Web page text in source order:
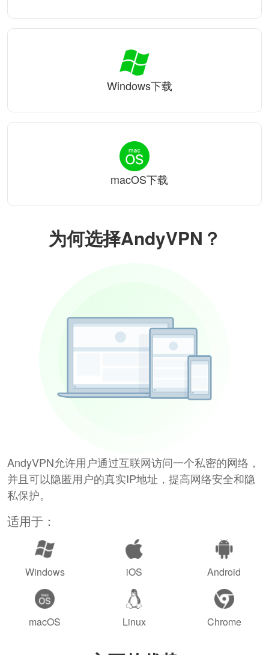
为何选择AndyVPN？
AndyVPN允许用户通过互联网访问一个私密的网络，
并且可以隐匿用户的真实IP地址，提高网络安全和隐
私保护。
适用于：
Windows iOS Android
macOS Linux Chrome
Windows下载
macOS下载